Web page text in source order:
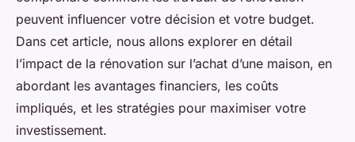
peuvent influencer votre décision et votre budget.
Dans cet article, nous allons explorer en détail
l’impact de la rénovation sur l’achat d’une maison, en
abordant les avantages financiers, les coûts
impliqués, et les stratégies pour maximiser votre
investissement.